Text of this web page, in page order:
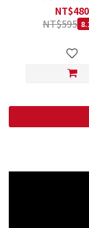
低穀鱈魚甜橙 小
NT$480
NT$595